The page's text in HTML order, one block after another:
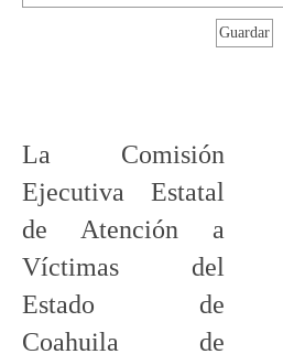
La Comisión
Ejecutiva Estatal
de Atención a
Víctimas del
Estado de
Coahuila de